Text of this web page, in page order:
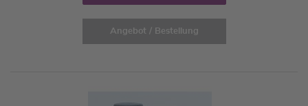
Angebot / Bestellung